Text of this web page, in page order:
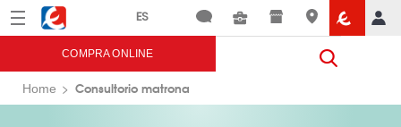
Menú Eroski
COMPRA ONLINE
Home Consultorio matrona